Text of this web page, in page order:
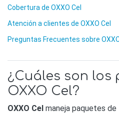
Cobertura de OXXO Cel
Atención a clientes de OXXO Cel
Preguntas Frecuentes sobre
¿Cuáles son los
OXXO Cel?
OXXO Cel maneja paquetes